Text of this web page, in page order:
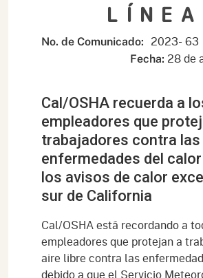
LÍNEA
No. de Comunicado: 2023- 63
Fecha: 28 de
Cal/OSHA recuerda a
empleadores que
trabajadores contra las
enfermedades del
los avisos de calor
sur de California
Cal/OSHA está recordando a
empleadores que protejan a
aire libre contra las
debido a que el Servicio